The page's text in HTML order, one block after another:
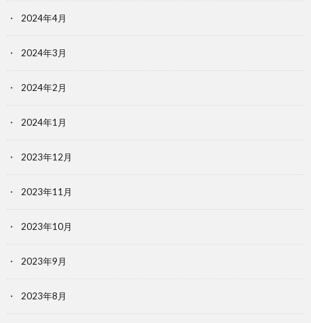
2024年4月
2024年3月
2024年2月
2024年1月
2023年12月
2023年11月
2023年10月
2023年9月
2023年8月